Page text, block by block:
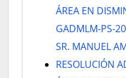
ÁREA EN
GADMLM-PS-
SR. MANUEL
RESOLUCIÓN